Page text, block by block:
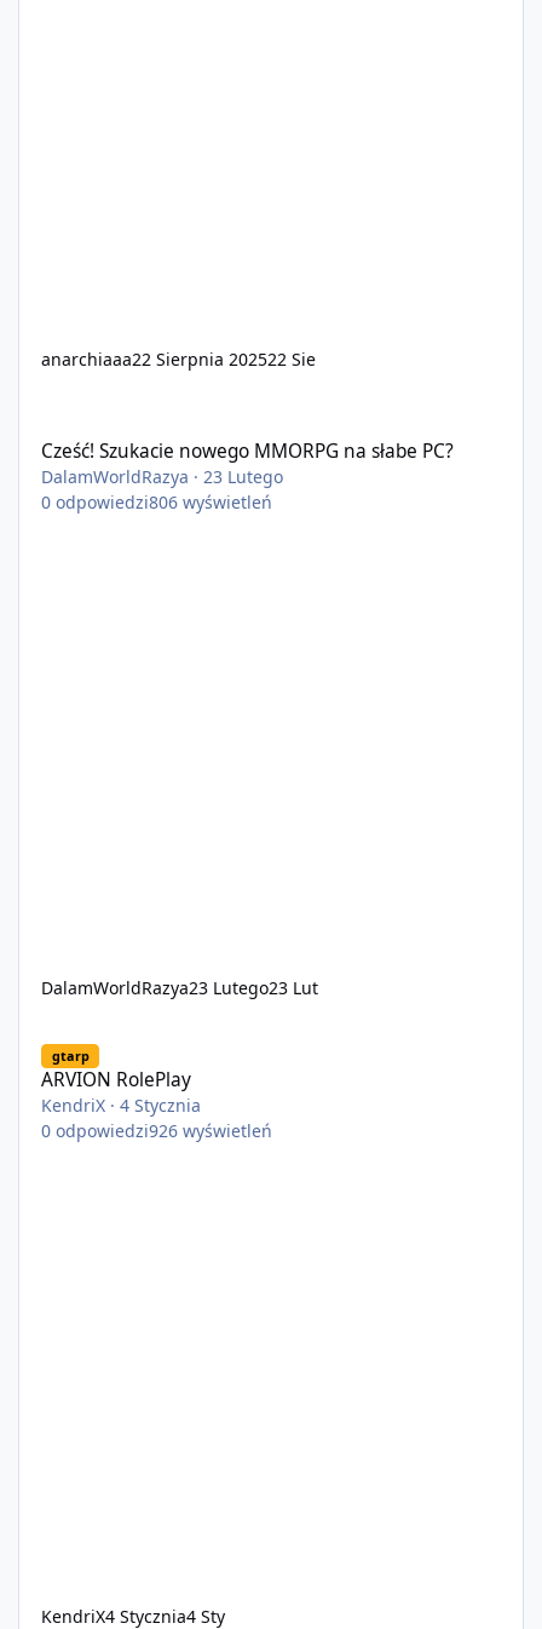
anarchiaaa22 Sierpnia 202522 Sie
Cześć! Szukacie nowego MMORPG na słabe PC?
DalamWorldRazya ·23 Lutego
0 odpowiedzi806 wyświetleń
DalamWorldRazya23 Lutego23 Lut
gtarp
ARVION RolePlay
KendriX ·4 Stycznia
0 odpowiedzi926 wyświetleń
KendriX4 Stycznia4 Sty